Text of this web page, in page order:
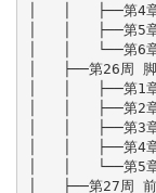
│   │   ├──第4
│   │   ├──第5
│   │   └──第6
│   ├──第26周
│   │   ├──第1
│   │   ├──第2
│   │   ├──第3
│   │   ├──第4
│   │   └──第5
│   ├──第27周